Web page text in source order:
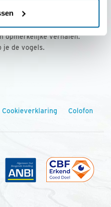
€ 36,00 per jaar
onze leden, met
opmerkelijke verhalen.
je de vogels.
Cookieverklaring Colofon